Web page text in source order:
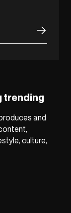
trending
and
culture,